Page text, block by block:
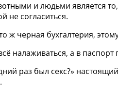
и людьми является
не согласиться.
ж черная бухгалтерия,
налаживаться, а в
раз был секс?»